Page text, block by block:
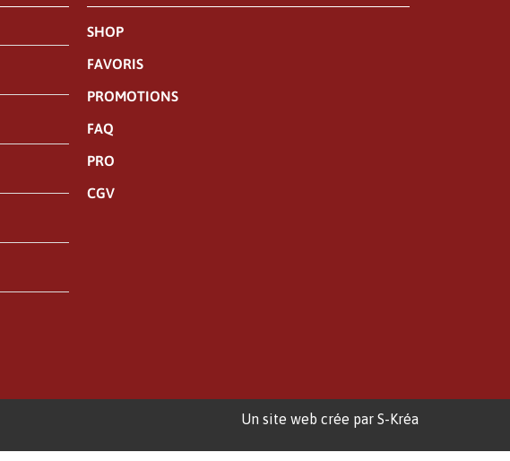
SHOP
FAVORIS
PROMOTIONS
FAQ
PRO
CGV
Un site web crée par S-Kréa